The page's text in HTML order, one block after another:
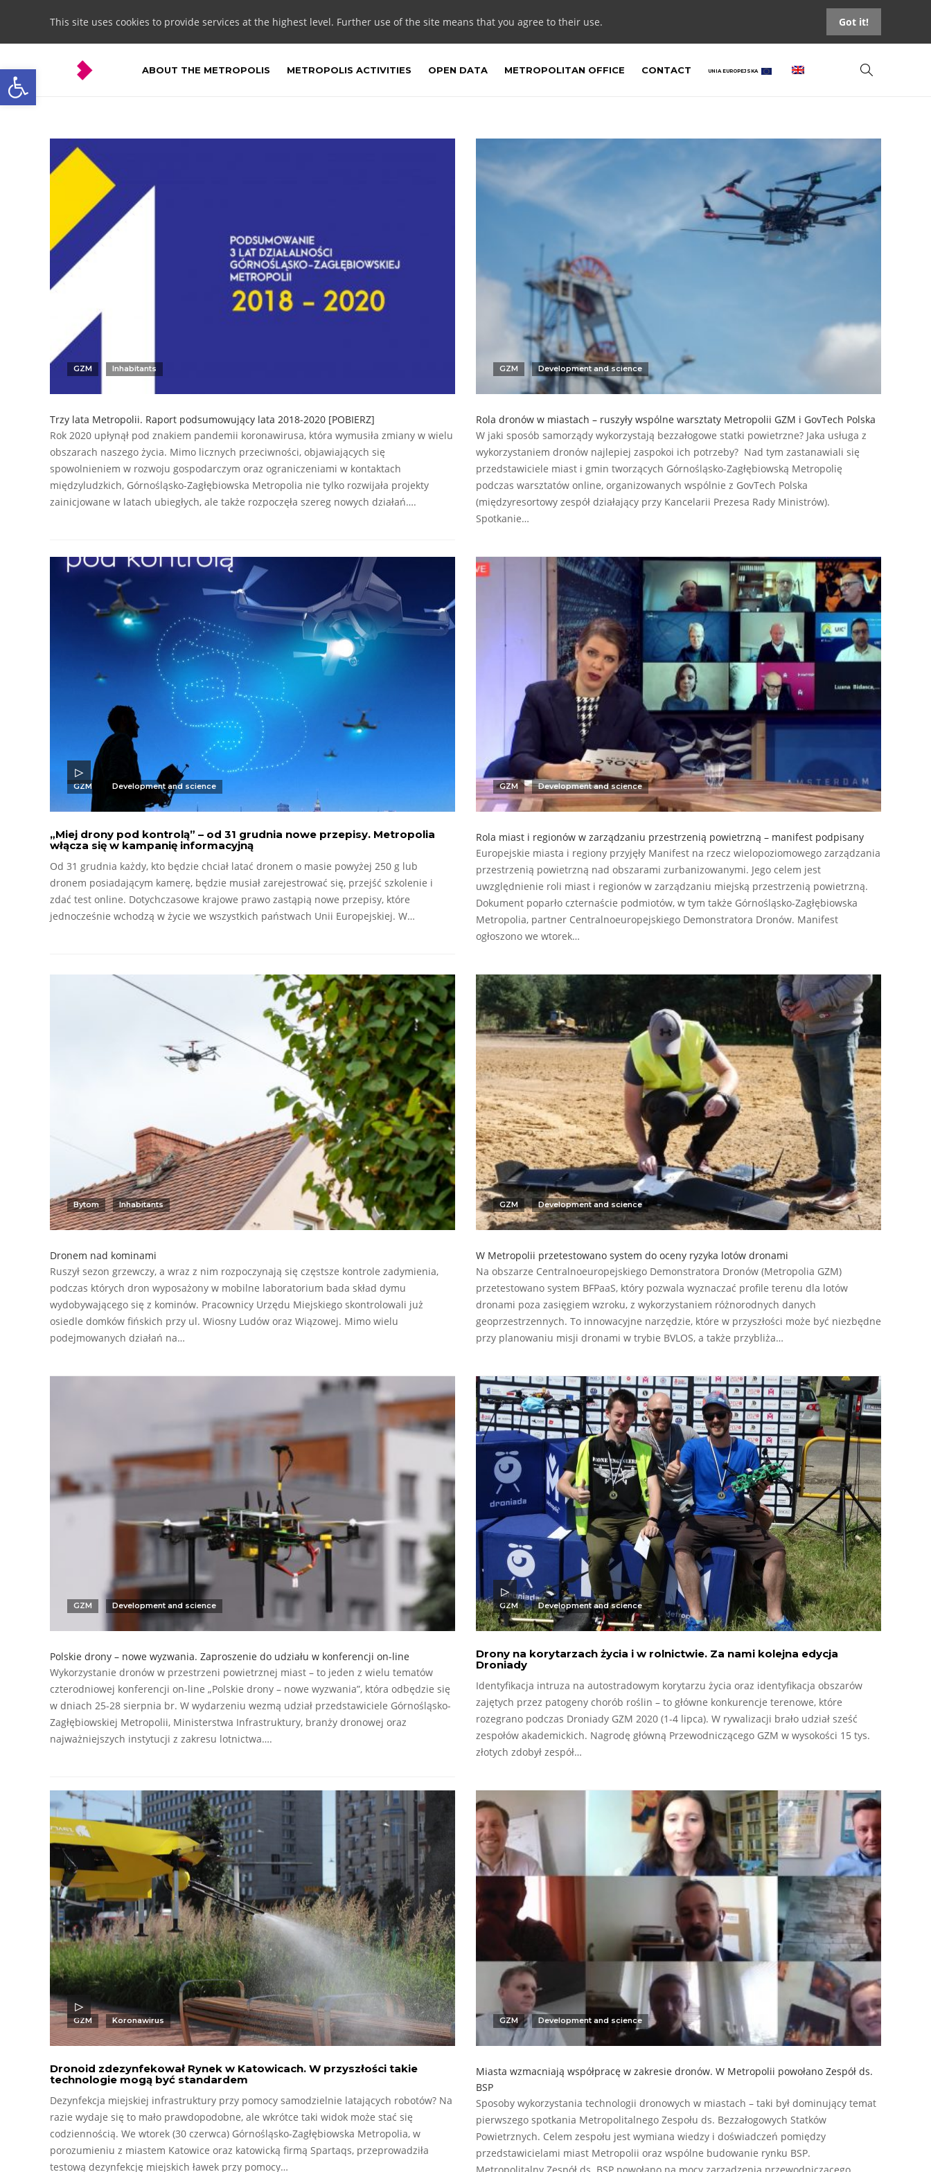
Open toolbar
This site uses cookies to provide services at the highest level. Further use of the site means that you agree to their use. Got it!
ABOUT THE METROPOLIS METROPOLIS ACTIVITIES OPEN DATA METROPOLITAN OFFICE CONTACT UNIA EUROPEJSKA
GZM Inhabitants
Trzy lata Metropolii. Raport podsumowujący lata 2018-2020 [POBIERZ]
Rok 2020 upłynął pod znakiem pandemii koronawirusa, która wymusiła zmiany w wielu
obszarach naszego życia. Mimo licznych przeciwności, objawiających się
spowolnieniem w rozwoju gospodarczym oraz ograniczeniami w kontaktach
międzyludzkich, Górnośląsko-Zagłębiowska Metropolia nie tylko rozwijała projekty
zainicjowane w latach ubiegłych, ale także rozpoczęła szereg nowych działań….
GZM Development and science
Rola dronów w miastach – ruszyły wspólne warsztaty Metropolii GZM i GovTech Polska
W jaki sposób samorządy wykorzystają bezzałogowe statki powietrzne? Jaka usługa z
wykorzystaniem dronów najlepiej zaspokoi ich potrzeby? Nad tym zastanawiali się
przedstawiciele miast i gmin tworzących Górnośląsko-Zagłębiowską Metropolię
podczas warsztatów online, organizowanych wspólnie z GovTech Polska
(międzyresortowy zespół działający przy Kancelarii Prezesa Rady Ministrów).
Spotkanie…
GZM Development and science
„Miej drony pod kontrolą” – od 31 grudnia nowe przepisy. Metropolia
włącza się w kampanię informacyjną
Od 31 grudnia każdy, kto będzie chciał latać dronem o masie powyżej 250 g lub
dronem posiadającym kamerę, będzie musiał zarejestrować się, przejść szkolenie i
zdać test online. Dotychczasowe krajowe prawo zastąpią nowe przepisy, które
jednocześnie wchodzą w życie we wszystkich państwach Unii Europejskiej. W…
GZM Development and science
Rola miast i regionów w zarządzaniu przestrzenią powietrzną – manifest podpisany
Europejskie miasta i regiony przyjęły Manifest na rzecz wielopoziomowego zarządzania
przestrzenią powietrzną nad obszarami zurbanizowanymi. Jego celem jest
uwzględnienie roli miast i regionów w zarządzaniu miejską przestrzenią powietrzną.
Dokument poparło czternaście podmiotów, w tym także Górnośląsko-Zagłębiowska
Metropolia, partner Centralnoeuropejskiego Demonstratora Dronów. Manifest
ogłoszono we wtorek…
Bytom Inhabitants
Dronem nad kominami
Ruszył sezon grzewczy, a wraz z nim rozpoczynają się częstsze kontrole zadymienia,
podczas których dron wyposażony w mobilne laboratorium bada skład dymu
wydobywającego się z kominów. Pracownicy Urzędu Miejskiego skontrolowali już
osiedle domków fińskich przy ul. Wiosny Ludów oraz Wiązowej. Mimo wielu
podejmowanych działań na…
GZM Development and science
W Metropolii przetestowano system do oceny ryzyka lotów dronami
Na obszarze Centralnoeuropejskiego Demonstratora Dronów (Metropolia GZM)
przetestowano system BFPaaS, który pozwala wyznaczać profile terenu dla lotów
dronami poza zasięgiem wzroku, z wykorzystaniem różnorodnych danych
geoprzestrzennych. To innowacyjne narzędzie, które w przyszłości może być niezbędne
przy planowaniu misji dronami w trybie BVLOS, a także przybliża…
GZM Development and science
Polskie drony – nowe wyzwania. Zaproszenie do udziału w konferencji on-line
Wykorzystanie dronów w przestrzeni powietrznej miast – to jeden z wielu tematów
czterodniowej konferencji on-line „Polskie drony – nowe wyzwania”, która odbędzie się
w dniach 25-28 sierpnia br. W wydarzeniu wezmą udział przedstawiciele Górnośląsko-
Zagłębiowskiej Metropolii, Ministerstwa Infrastruktury, branży dronowej oraz
najważniejszych instytucji z zakresu lotnictwa….
GZM Development and science
Drony na korytarzach życia i w rolnictwie. Za nami kolejna edycja
Droniady
Identyfikacja intruza na autostradowym korytarzu życia oraz identyfikacja obszarów
zajętych przez patogeny chorób roślin – to główne konkurencje terenowe, które
rozegrano podczas Droniady GZM 2020 (1-4 lipca). W rywalizacji brało udział sześć
zespołów akademickich. Nagrodę główną Przewodniczącego GZM w wysokości 15 tys.
złotych zdobył zespół…
GZM Koronawirus
Dronoid zdezynfekował Rynek w Katowicach. W przyszłości takie
technologie mogą być standardem
Dezynfekcja miejskiej infrastruktury przy pomocy samodzielnie latających robotów? Na
razie wydaje się to mało prawdopodobne, ale wkrótce taki widok może stać się
codziennością. We wtorek (30 czerwca) Górnośląsko-Zagłębiowska Metropolia, w
porozumieniu z miastem Katowice oraz katowicką firmą Spartaqs, przeprowadziła
testową dezynfekcję miejskich ławek przy pomocy…
GZM Development and science
Miasta wzmacniają współpracę w zakresie dronów. W Metropolii powołano Zespół ds.
BSP
Sposoby wykorzystania technologii dronowych w miastach – taki był dominujący temat
pierwszego spotkania Metropolitalnego Zespołu ds. Bezzałogowych Statków
Powietrznych. Celem zespołu jest wymiana wiedzy i doświadczeń pomiędzy
przedstawicielami miast Metropolii oraz wspólne budowanie rynku BSP.